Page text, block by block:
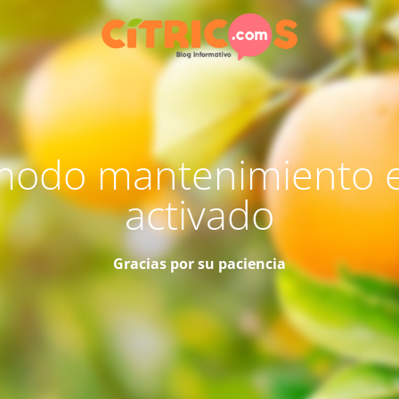
mantenimiento
activado
Gracias por su paciencia